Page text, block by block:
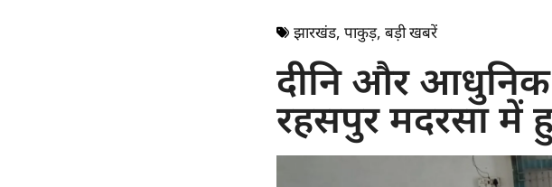
झारखंड, पाकुड़, बड़ी खबरें
दीनि और आधुनिक
रहसपुर मदरसा में